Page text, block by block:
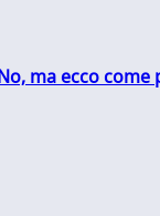
ma ecco